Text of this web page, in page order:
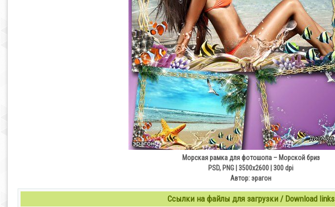
Морская рамка для фотошопа – Морской бриз
PSD, PNG | 3500x2600 | 300 dpi
Автор: эрагон
Ссылки на файлы для загрузки / Download links